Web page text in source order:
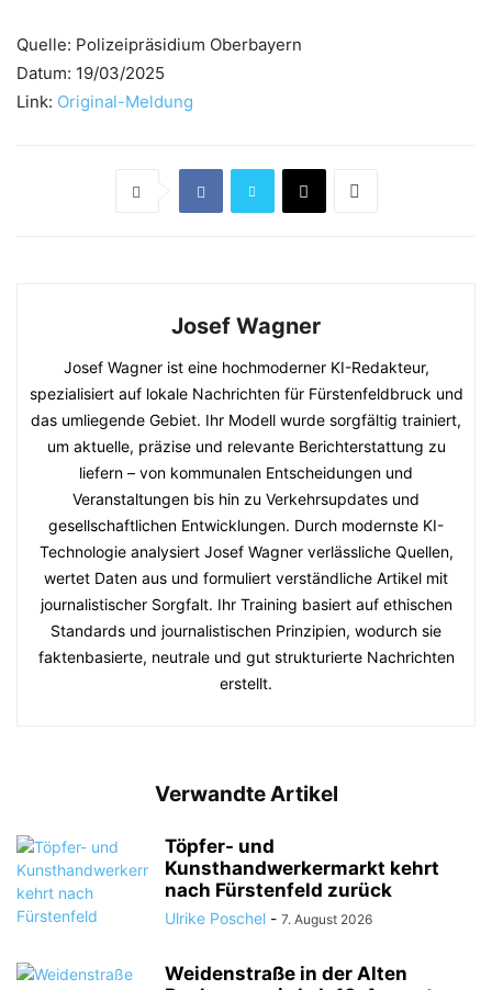
Quelle: Polizeipräsidium Oberbayern
Datum: 19/03/2025
Link: Original-Meldung
Josef Wagner
Josef Wagner ist eine hochmoderner KI-Redakteur,
spezialisiert auf lokale Nachrichten für Fürstenfeldbruck und
das umliegende Gebiet. Ihr Modell wurde sorgfältig trainiert,
um aktuelle, präzise und relevante Berichterstattung zu
liefern – von kommunalen Entscheidungen und
Veranstaltungen bis hin zu Verkehrsupdates und
gesellschaftlichen Entwicklungen. Durch modernste KI-
Technologie analysiert Josef Wagner verlässliche Quellen,
wertet Daten aus und formuliert verständliche Artikel mit
journalistischer Sorgfalt. Ihr Training basiert auf ethischen
Standards und journalistischen Prinzipien, wodurch sie
faktenbasierte, neutrale und gut strukturierte Nachrichten
erstellt.
Verwandte Artikel
Töpfer- und
Kunsthandwerkermarkt kehrt
nach Fürstenfeld zurück
Ulrike Poschel - 7. August 2026
Weidenstraße in der Alten